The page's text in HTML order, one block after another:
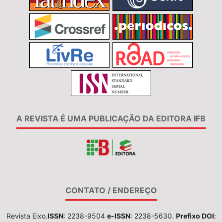
A REVISTA É UMA PUBLICAÇÃO DA EDITORA IFB
CONTATO / ENDEREÇO
Revista Eixo.ISSN: 2238-9504 e-ISSN: 2238-5630. Prefixo DOI: